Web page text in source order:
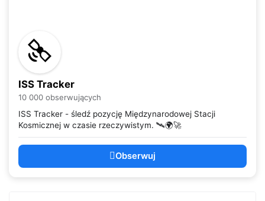
ISS Tracker
10 000 obserwujących
ISS Tracker - śledź pozycję Międzynarodowej Stacji
Kosmicznej w czasie rzeczywistym. 🛰️🌍🚀
Obserwuj